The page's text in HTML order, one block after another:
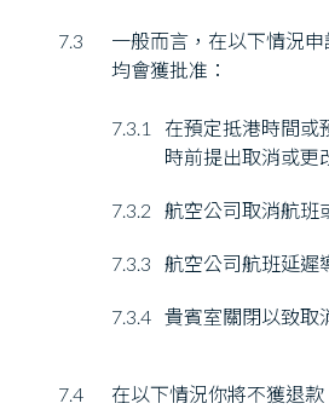
7.3
一般而言，在以下情況
均會獲批准：
7.3.1
在預定抵港時間或
時前提出取消或更
7.3.2 航空公司取消航班
7.3.3 航空公司航班延遲
7.3.4 貴賓室關閉以致取
7.4 在以下情況你將不獲退款